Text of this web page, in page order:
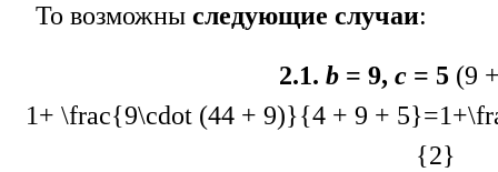
То возможны следующие случаи:
2.1. b = 9, c = 5 (9
1+ \frac{9\cdot (44 + 9)}{4 + 9 +
{2}